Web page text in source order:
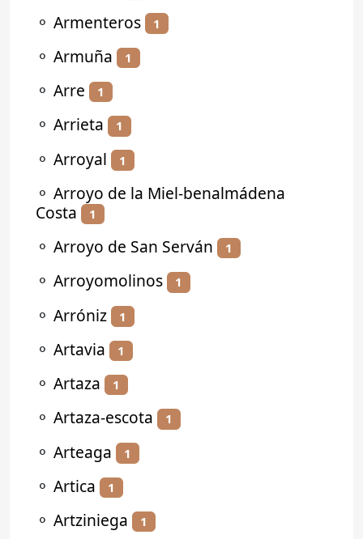
⚬ Armenteros 1
⚬ Armuña 1
⚬ Arre 1
⚬ Arrieta 1
⚬ Arroyal 1
⚬ Arroyo de la Miel-benalmádena
Costa
1
⚬ Arroyo de San Serván 1
⚬ Arroyomolinos 1
⚬ Arróniz 1
⚬ Artavia 1
⚬ Artaza 1
⚬ Artaza-escota 1
⚬ Arteaga 1
⚬ Artica 1
⚬ Artziniega 1